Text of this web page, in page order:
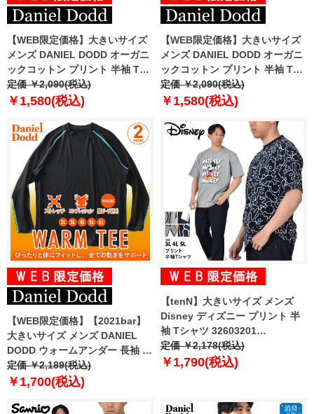
【WEB限定価格】大きいサイズ
メンズ DANIEL DODD オーガニ
ックコットン プリント 半袖 Tシ
ャツ MOUNTAINEERING azt-
210221
定価 ￥2,090(税込)
￥1,580(税込)
【WEB限定価格】大きいサイズ
メンズ DANIEL DODD オーガニ
ックコットン プリント 半袖 Tシ
ャツ ALIGNMENT azt-210265
定価 ￥2,090(税込)
￥1,580(税込)
【WEB限定価格】【2021bar】
大きいサイズ メンズ DANIEL
DODD ウォームアンダー 長袖 T
シャツ コンプレッション 裏ピー
チ起毛 azit-210501
定価 ￥2,189(税込)
￥1,700(税込)
【tenN】大きいサイズ メンズ
Disney ディズニー プリント 半
袖 Tシャツ 32603201
【uk0312】
定価 ￥2,178(税込)
￥1,790(税込)